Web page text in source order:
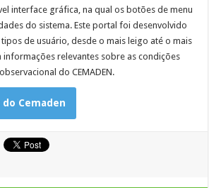
interface gráfica, na qual os botões de menu
do sistema. Este portal foi desenvolvido
de usuário, desde o mais leigo até o mais
informações relevantes sobre as condições
do CEMADEN.
do Cemaden